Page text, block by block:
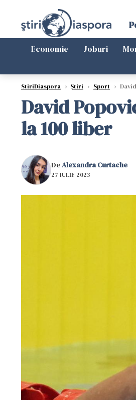
Economie Joburi
StiriDiaspora › Știri › Sport ›
David
la 100 liber
DeAlexandra Curtache
27 IULIE 2023